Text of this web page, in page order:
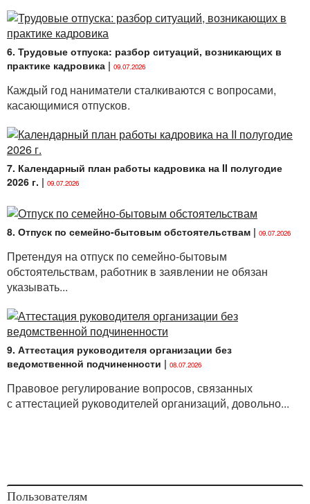
6. Трудовые отпуска: разбор ситуаций, возникающих в
практике кадровика | 09.07.2026
Каждый год наниматели сталкиваются с вопросами,
касающимися отпусков.
7. Календарный план работы кадровика на II полугодие
2026 г. | 09.07.2026
8. Отпуск по семейно-бытовым обстоятельствам | 09.07.2026
Претендуя на отпуск по семейно-бытовым
обстоятельствам, работник в заявлении не обязан
указывать...
9. Аттестация руководителя организации без
ведомственной подчиненности | 08.07.2026
Правовое регулирование вопросов, связанных
с аттестацией руководителей организаций, довольно...
Пользователям